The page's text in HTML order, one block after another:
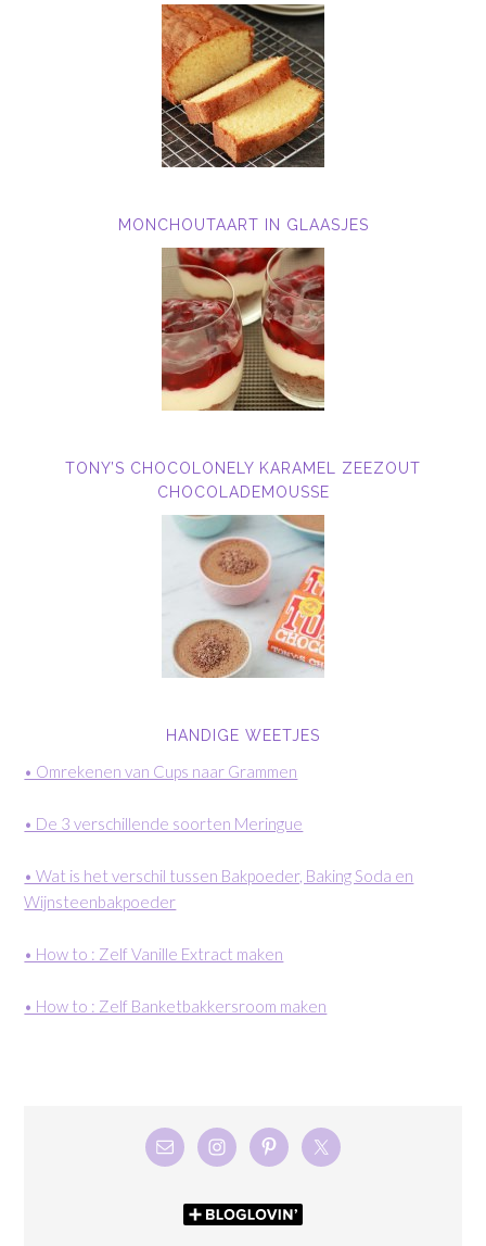
MONCHOUTAART IN GLAASJES
TONY’S CHOCOLONELY KARAMEL ZEEZOUT
CHOCOLADEMOUSSE
HANDIGE WEETJES
• Omrekenen van Cups naar Grammen
• De 3 verschillende soorten Meringue
• Wat is het verschil tussen Bakpoeder, Baking Soda en
Wijnsteenbakpoeder
• How to : Zelf Vanille Extract maken
• How to : Zelf Banketbakkersroom maken